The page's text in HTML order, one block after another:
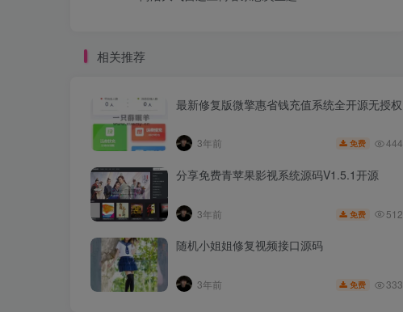
相关推荐
最新修复版微擎惠省钱充值系统全开源无授权
3年前 免费 444
分享免费青苹果影视系统源码V1.5.1开源
3年前 免费 512
随机小姐姐修复视频接口源码
3年前 免费 333